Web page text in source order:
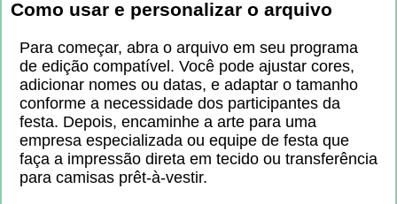
Como usar e personalizar o arquivo
Para começar, abra o arquivo em seu programa
de edição compatível. Você pode ajustar cores,
adicionar nomes ou datas, e adaptar o tamanho
conforme a necessidade dos participantes da
festa. Depois, encaminhe a arte para uma
empresa especializada ou equipe de festa que
faça a impressão direta em tecido ou transferência
para camisas prêt-à-vestir.